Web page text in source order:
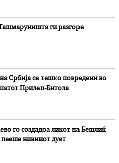
ги разгоре
Србија се тешко повредени во
Прилеп-Битола
го создадоа ликот на Бешлиќ
нивниот дует